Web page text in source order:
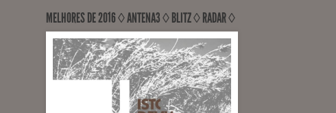
MELHORES DE 2016 ◊ ANTENA3 ◊ BLITZ ◊ RADAR ◊